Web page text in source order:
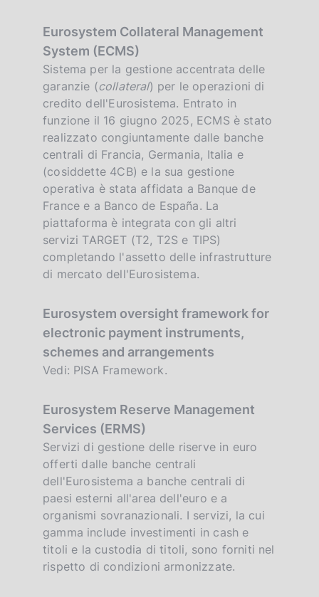
Eurosystem Collateral Management
System (ECMS)
Sistema per la gestione accentrata delle
garanzie (collateral) per le operazioni di
credito dell'Eurosistema. Entrato in
funzione il 16 giugno 2025, ECMS è stato
realizzato congiuntamente dalle banche
centrali di Francia, Germania, Italia e
(cosiddette 4CB) e la sua gestione
operativa è stata affidata a Banque de
France e a Banco de España. La
piattaforma è integrata con gli altri
servizi TARGET (T2, T2S e TIPS)
completando l'assetto delle infrastrutture
di mercato dell'Eurosistema.
Eurosystem oversight framework for
electronic payment instruments,
schemes and arrangements
Vedi: PISA Framework.
Eurosystem Reserve Management
Services (ERMS)
Servizi di gestione delle riserve in euro
offerti dalle banche centrali
dell'Eurosistema a banche centrali di
paesi esterni all'area dell'euro e a
organismi sovranazionali. I servizi, la cui
gamma include investimenti in cash e
titoli e la custodia di titoli, sono forniti nel
rispetto di condizioni armonizzate.